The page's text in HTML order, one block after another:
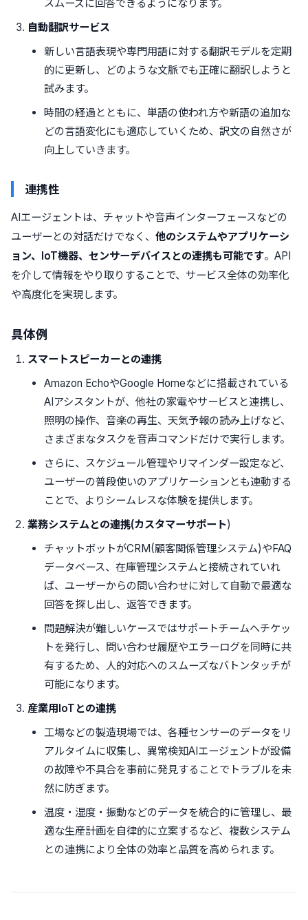
スムーズに回答できるようになります。
自動翻訳サービス
新しい言語表現や専門用語に対する翻訳モデルを定期
的に更新し、どのような文脈でも正確に翻訳しようと
試みます。
時間の経過とともに、単語の使われ方や新語の追加な
どの言語変化にも適応していくため、訳文の自然さが
向上していきます。
連携性
AIエージェントは、チャットや音声インターフェースなどの
ユーザーとの対話だけでなく、 他のシステムやアプリケーシ
ョン、IoT機器、センサーデバイスとの連携も可能です。API
を介して情報をやり取りすることで、サービス全体の効率化
や高度化を実現します。
具体例
スマートスピーカーとの連携
Amazon EchoやGoogle Homeなどに搭載されている
AIアシスタントが、他社の家電やサービスと連携し、
照明の操作、音楽の再生、天気予報の読み上げなど、
さまざまなタスクを音声コマンドだけで実行します。
さらに、スケジュール管理やリマインダー設定など、
ユーザーの普段使いのアプリケーションとも連動する
ことで、よりシームレスな体験を提供します。
業務システムとの連携(カスタマーサポート)
チャットボットがCRM(顧客関係管理システム)やFAQ
データベース、在庫管理システムと接続されていれ
ば、ユーザーからの問い合わせに対して自動で最適な
回答を探し出し、返答できます。
問題解決が難しいケースではサポートチームへチケッ
トを発行し、問い合わせ履歴やエラーログを同時に共
有するため、人的対応へのスムーズなバトンタッチが
可能になります。
産業用IoTとの連携
工場などの製造現場では、各種センサーのデータをリ
アルタイムに収集し、異常検知AIエージェントが設備
の故障や不具合を事前に発見することでトラブルを未
然に防ぎます。
温度・湿度・振動などのデータを統合的に管理し、最
適な生産計画を自律的に立案するなど、複数システム
との連携により全体の効率と品質を高められます。